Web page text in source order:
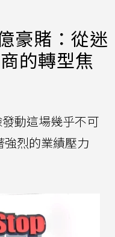
豪賭：從迷
的轉型焦
動這場幾乎不可
烈的業績壓力